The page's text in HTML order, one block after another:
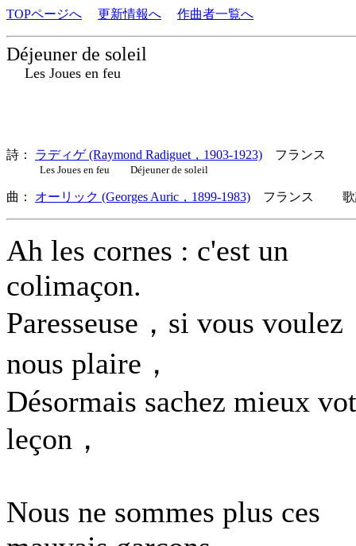
TOPページへ 更新情報へ 作曲者一覧へ
Déjeuner de soleil
Les Joues en feu
詩： ラディゲ (Raymond Radiguet，1903-1923) フランス
Les Joues en feu Déjeuner de soleil
曲： オーリック (Georges Auric，1899-1983) フランス 歌詞
Ah les cornes : c'est un
colimaçon.
Paresseuse，si vous voulez
nous plaire，
Désormais sachez mieux
leçon，
Nous ne sommes plus ces